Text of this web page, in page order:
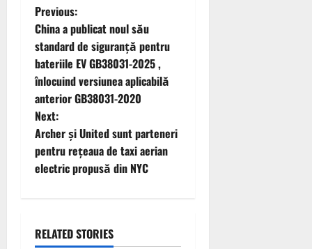
P
o
s
t
n
a
i
Previous:
China a publicat noul său
standard de siguranță pentru
bateriile EV GB38031-2025 ,
înlocuind versiunea aplicabilă
anterior GB38031-2020
Next:
Archer și United sunt parteneri
pentru rețeaua de taxi aerian
electric propusă din NYC
RELATED STORIES